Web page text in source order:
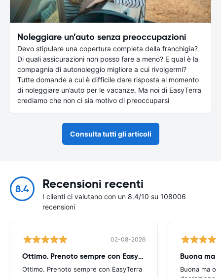
Noleggiare un’auto senza preoccupazioni
Devo stipulare una copertura completa della franchigia?
Di quali assicurazioni non posso fare a meno? E qual è la
compagnia di autonoleggio migliore a cui rivolgermi?
Tutte domande a cui è difficile dare risposta al momento
di noleggiare un’auto per le vacanze. Ma noi di EasyTerra
crediamo che non ci sia motivo di preoccuparsi
Consulta tutti gli articoli
8.4 Recensioni recenti
I clienti ci valutano con un 8.4/10 su 108006
recensioni
02-08-2026
Ottimo. Prenoto sempre con EasyTerra
Ottimo. Prenoto sempre con EasyTerra
Buona ma
Buona ma